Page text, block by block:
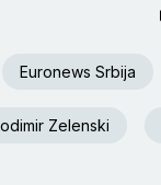
Euronews Srbija
Zelenski